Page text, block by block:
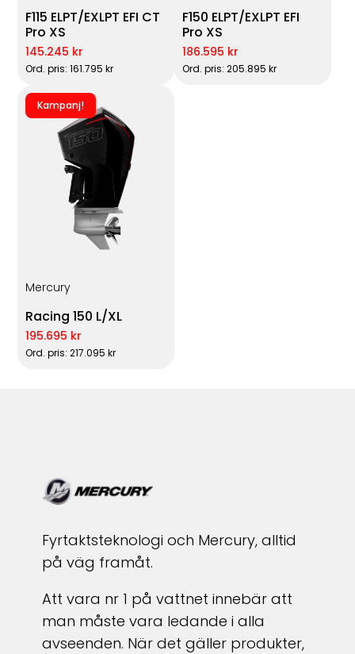
F115 ELPT/EXLPT EFI CT
Pro XS
145.245 kr
Ord. pris: 161.795 kr
F150 ELPT/EXLPT EFI
Pro XS
186.595 kr
Ord. pris: 205.895 kr
Kampanj!
Mercury
Racing 150 L/XL
195.695 kr
Ord. pris: 217.095 kr
Fyrtaktsteknologi och Mercury, alltid
på väg framåt.
Att vara nr 1 på vattnet innebär att
man måste vara ledande i alla
avseenden. När det gäller produkter,